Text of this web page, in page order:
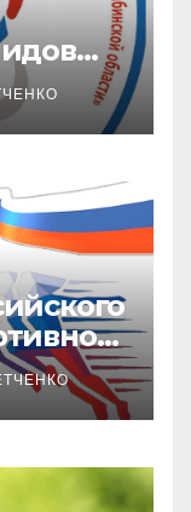
труду и